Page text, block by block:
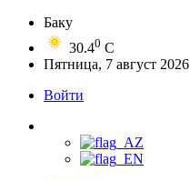
Баку
30.40 C
Пятница, 7 август 2026
Войти